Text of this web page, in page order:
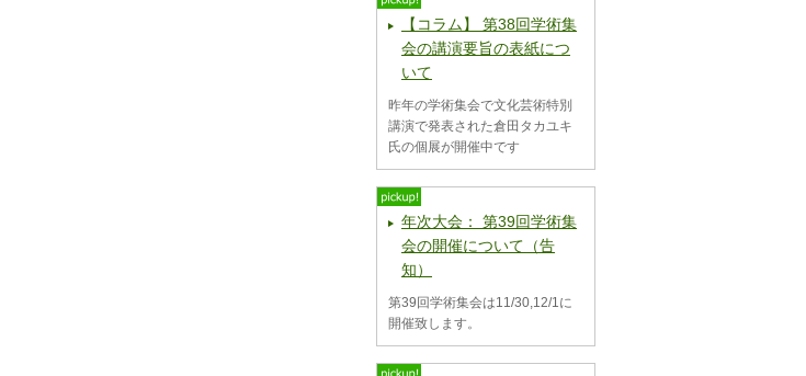
【コラム】 第38回学術集
会の講演要旨の表紙につ
いて
昨年の学術集会で文化芸術特別
講演で発表された倉田タカユキ
氏の個展が開催中です
年次大会： 第39回学術集
会の開催について（告
知）
第39回学術集会は11/30,12/1に
開催致します。